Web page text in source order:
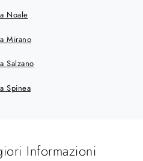
Noale
Mirano
Salzano
Spinea
Informazioni